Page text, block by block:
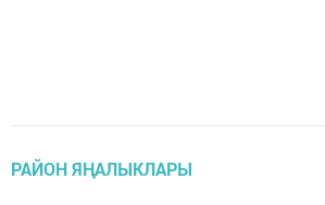
РАЙОН ЯҢАЛЫКЛАРЫ